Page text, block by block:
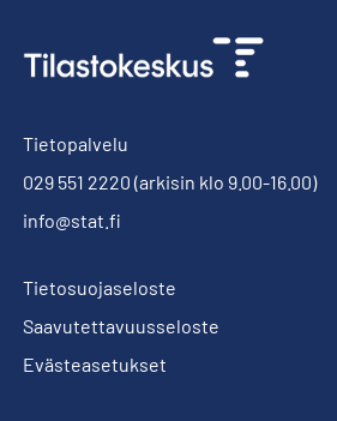
Tietopalvelu
029 551 2220 (arkisin klo 9.00-16.00)
info@stat.fi
Tietosuojaseloste
Saavutettavuusseloste
Evästeasetukset